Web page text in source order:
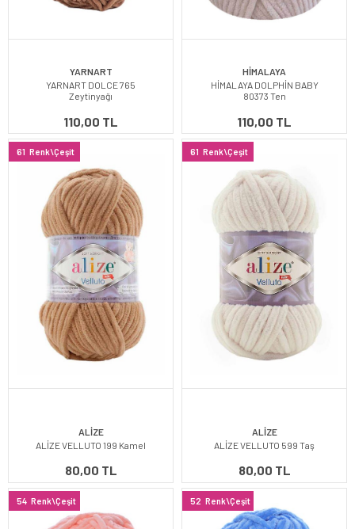
YARNART
YARNART DOLCE 765
Zeytinyağı
110,00 TL
HİMALAYA
HİMALAYA DOLPHİN BABY
80373 Ten
110,00 TL
61 Renk\Çeşit
ALİZE
ALİZE VELLUTO 199 Kamel
80,00 TL
61 Renk\Çeşit
ALİZE
ALİZE VELLUTO 599 Taş
80,00 TL
54 Renk\Çeşit 52 Renk\Çeşit